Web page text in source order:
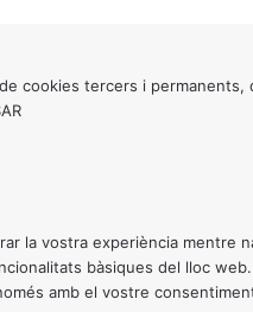
cookies tercers i
la vostra experiència mentre
bàsiques del lloc
amb el vostre